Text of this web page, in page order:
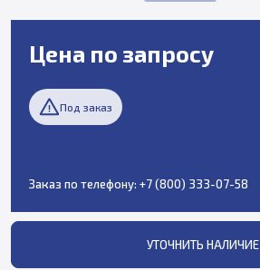
Цена по запросу
Под заказ
Заказ по телефону: +7 (800) 333-07-58
УТОЧНИТЬ НАЛИЧИЕ